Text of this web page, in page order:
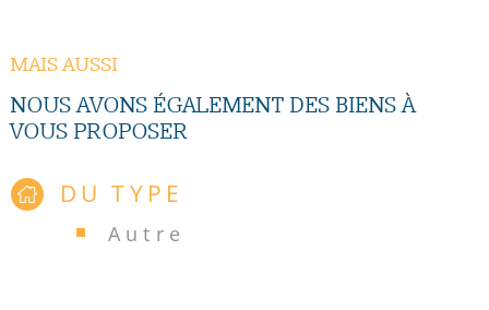
MAIS AUSSI
NOUS AVONS ÉGALEMENT DES BIENS À
VOUS PROPOSER
DU TYPE
Autre